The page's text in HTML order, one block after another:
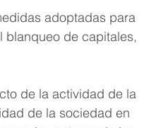
adoptadas para
blanqueo de capitales,
de la actividad de la
de la sociedad en